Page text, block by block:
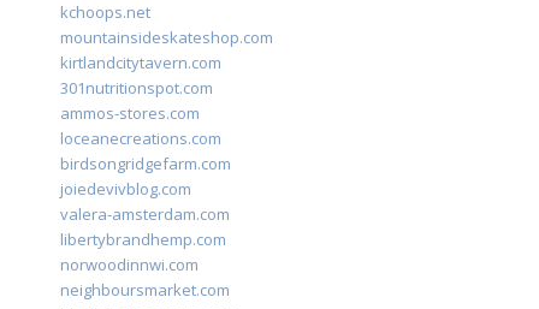
kchoops.net
mountainsideskateshop.com
kirtlandcitytavern.com
301nutritionspot.com
ammos-stores.com
loceanecreations.com
birdsongridgefarm.com
joiedevivblog.com
valera-amsterdam.com
libertybrandhemp.com
norwoodinnwi.com
neighboursmarket.com